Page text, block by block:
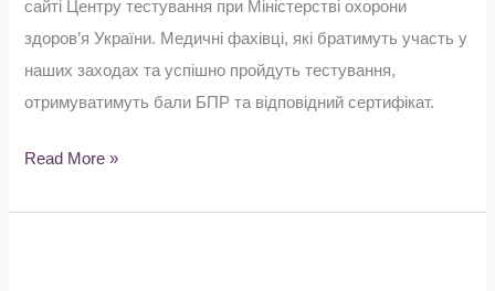
сайті Центру тестування при Міністерстві охорони
здоров’я України. Медичні фахівці, які братимуть участь у
наших заходах та успішно пройдуть тестування,
отримуватимуть бали БПР та відповідний сертифікат.
Read More »